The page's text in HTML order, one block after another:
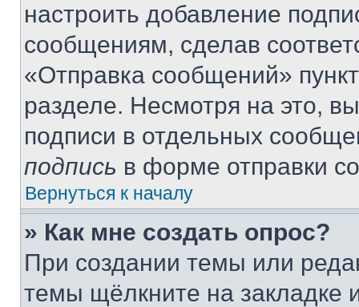
настроить добавление
сообщениям, сделав
«Отправка сообщений»
разделе. Несмотря на это,
подписи в отдельных
подпись в форме отправки
Вернуться к началу
» Как мне создать опрос?
При создании темы или
темы щёлкните на